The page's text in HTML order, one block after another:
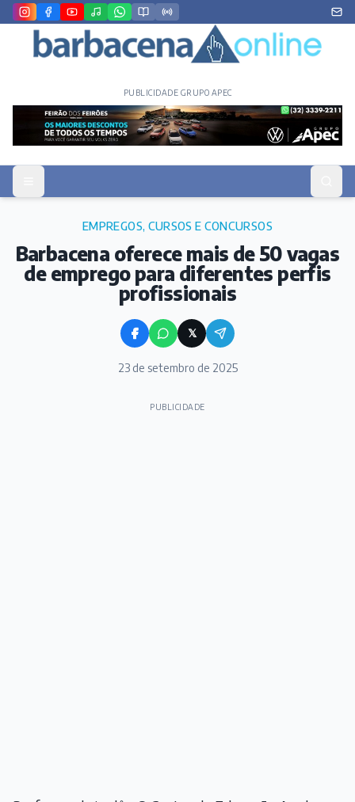
PUBLICIDADE GRUPO APEC
EMPREGOS, CURSOS E CONCURSOS
Barbacena oferece mais de 50 vagas
de emprego para diferentes perfis
profissionais
𝕏
23 de setembro de 2025
PUBLICIDADE